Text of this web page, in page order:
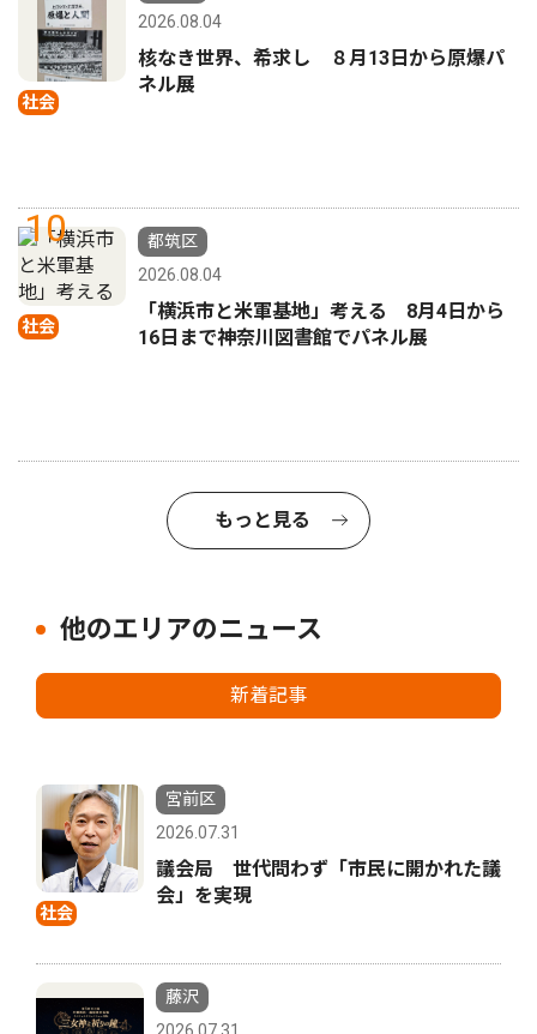
社会
2026.08.04
核なき世界、希求し ８月13日から原爆パ
ネル展
10
社会
都筑区
2026.08.04
「横浜市と米軍基地」考える 8月4日から
16日まで神奈川図書館でパネル展
もっと見る
他のエリアのニュース
新着記事
社会
宮前区
2026.07.31
議会局 世代問わず「市民に開かれた議
会」を実現
藤沢